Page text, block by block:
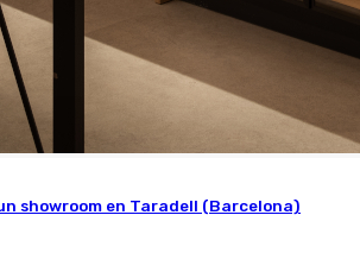
showroom en Taradell (Barcelona)